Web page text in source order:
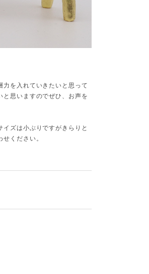
を入れていきたいと思って
思いますのでぜひ、お声を
イズは小ぶりですがきらりと
ください。